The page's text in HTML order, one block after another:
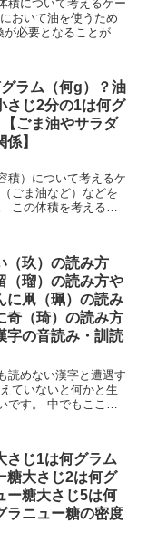
積について考えるケー
おいて油を使うため
必要となることがあ
ラム（何g）？油
さじ2分の1は何グ
ごま油やサラダ
】
積）について考えるケ
ごま油など）などを
この体積を考える際
（玖）の読み方
（瑠）の読み方や
に凧（珮）の読み
奇（琦）の読み方
字の音読み・訓読
読めない漢字と遭遇す
ていないと何かと生
す。 中でもここで
さじ1は何グラム
糖大さじ2は何グ
ー糖大さじ5は何
ラニュー糖の密度